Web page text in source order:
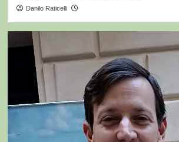
Danilo Raticelli